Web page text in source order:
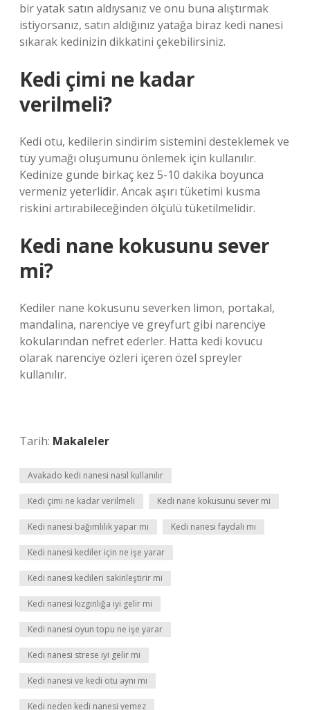
bir yatak satın aldıysanız ve onu buna alıştırmak
istiyorsanız, satın aldığınız yatağa biraz kedi nanesi
sıkarak kedinizin dikkatini çekebilirsiniz.
Kedi çimi ne kadar
verilmeli?
Kedi otu, kedilerin sindirim sistemini desteklemek ve
tüy yumağı oluşumunu önlemek için kullanılır.
Kedinize günde birkaç kez 5-10 dakika boyunca
vermeniz yeterlidir. Ancak aşırı tüketimi kusma
riskini artırabileceğinden ölçülü tüketilmelidir.
Kedi nane kokusunu sever
mi?
Kediler nane kokusunu severken limon, portakal,
mandalina, narenciye ve greyfurt gibi narenciye
kokularından nefret ederler. Hatta kedi kovucu
olarak narenciye özleri içeren özel spreyler
kullanılır.
Tarih: Makaleler
Avakado kedi nanesi nasıl kullanılır
Kedi çimi ne kadar verilmeli Kedi nane kokusunu sever mi
Kedi nanesi bağımlılık yapar mı Kedi nanesi faydalı mı
Kedi nanesi kediler için ne işe yarar
Kedi nanesi kedileri sakinleştirir mi
Kedi nanesi kızgınlığa iyi gelir mi
Kedi nanesi oyun topu ne işe yarar
Kedi nanesi strese iyi gelir mi
Kedi nanesi ve kedi otu aynı mı
Kedi neden kedi nanesi yemez